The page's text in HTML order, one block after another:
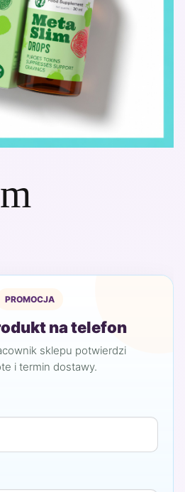
zł.
PROMOCJA
na telefon
sklepu potwierdzi
i termin dostawy.